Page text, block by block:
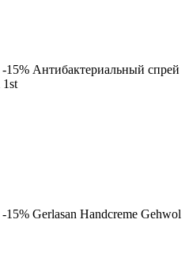
-15% Антибактериальный спрей
1st
-15% Gerlasan Handcreme Gehwol